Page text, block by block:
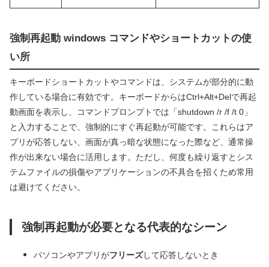
強制再起動 windows コマンドやショートカットの使
い所
キーボードショートカットやコマンドは、システムが部分的に動
作している場合に有効です。キーボードからはCtrl+Alt+Delで再起
動画面を表示し、コマンドプロンプトでは「shutdown /r /f /t 0」
と入力することで、強制的にすぐ再起動が可能です。これらはア
プリが応答しない、画面が真っ暗な状態になった際など、通常操
作が出来ない場合に活用します。ただし、何度も繰り返すとシス
テムファイルの損傷やアプリケーションの不具合を招くため常用
は避けてください。
強制再起動が必要となる代表的なシーン
パソコンやアプリがフリーズして応答しないとき